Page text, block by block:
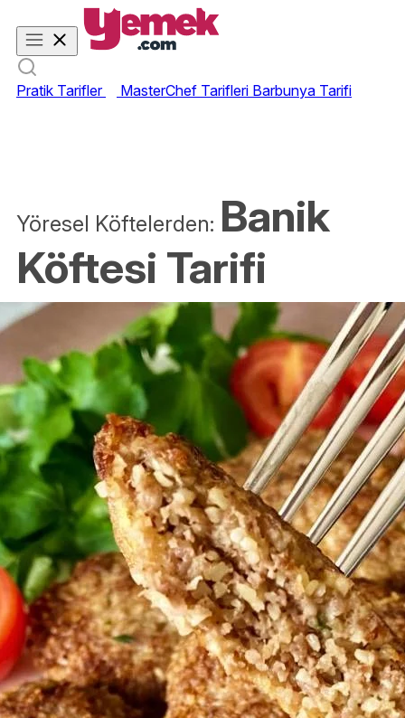
Pratik Tarifler MasterChef Tarifleri Barbunya Tarifi
Yöresel Köftelerden: Banik
Köftesi Tarifi